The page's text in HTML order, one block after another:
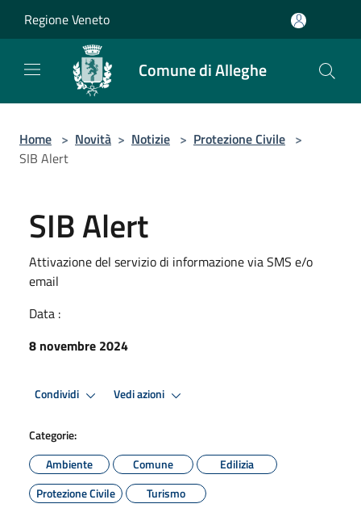
Regione Veneto
Comune di Alleghe
Home > Novità > Notizie > Protezione Civile >
SIB Alert
SIB Alert
Attivazione del servizio di informazione via SMS e/o
email
Data :
8 novembre 2024
Condividi Vedi azioni
Categorie:
Ambiente
Comune
Edilizia
Protezione Civile
Turismo